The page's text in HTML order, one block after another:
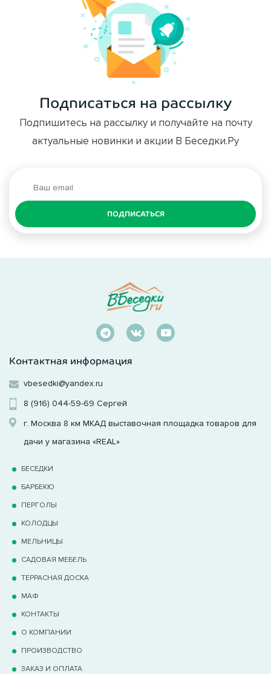
Подписаться на рассылку
Подпишитесь на рассылку и получайте на почту
актуальные новинки и акции В Беседки.Ру
ПОДПИСАТЬСЯ
Контактная информация
vbesedki@yandex.ru
8 (916) 044-59-69 Сергей
г. Москва 8 км МКАД выставочная площадка товаров для
дачи у магазина «REAL»
БЕСЕДКИ
БАРБЕКЮ
ПЕРГОЛЫ
КОЛОДЦЫ
МЕЛЬНИЦЫ
САДОВАЯ МЕБЕЛЬ
ТЕРРАCНАЯ ДОСКА
МАФ
КОНТАКТЫ
О КОМПАНИИ
ПРОИЗВОДСТВО
ЗАКАЗ И ОПЛАТА